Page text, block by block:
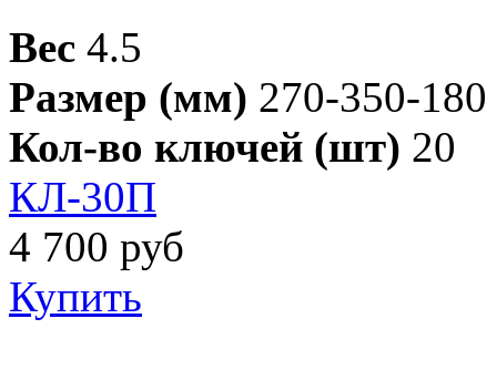
Вес 4.5
Размер (мм) 270-350-180
Кол-во ключей (шт) 20
КЛ-30П
4 700 руб
Купить